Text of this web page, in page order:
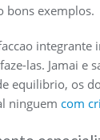
bons exemplos.
las. Jamai e
equilibrio, os
ninguem com